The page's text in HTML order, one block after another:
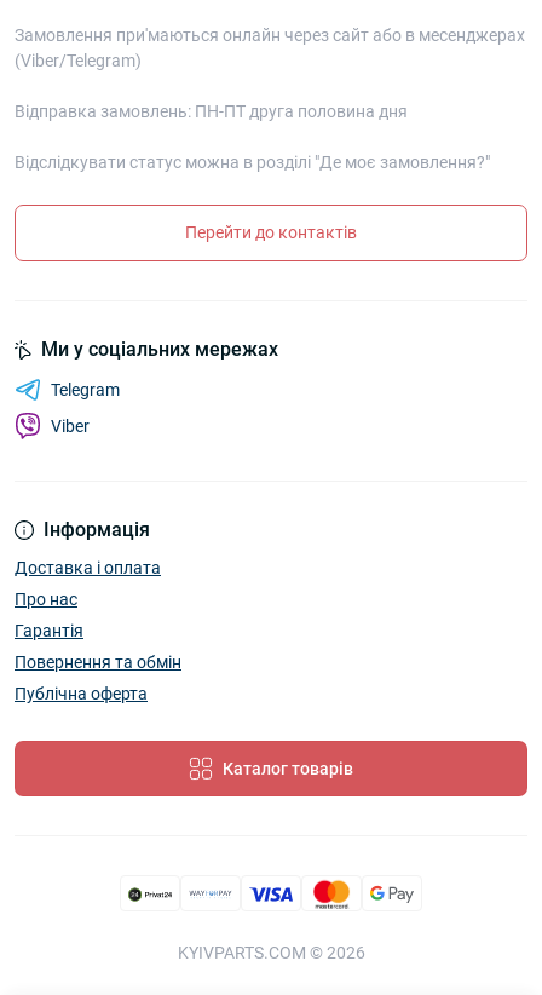
Замовлення при'маються онлайн через сайт або в месенджерах
(Viber/Telegram)
Відправка замовлень: ПН-ПТ друга половина дня
Відслідкувати статус можна в розділі "Де моє замовлення?"
Перейти до контактів
Інформація
Доставка і оплата
Про нас
Гарантія
Повернення та обмін
Публічна оферта
Каталог товарів
Ми у соціальних мережах
Telegram
Viber
KYIVPARTS.COM © 2026